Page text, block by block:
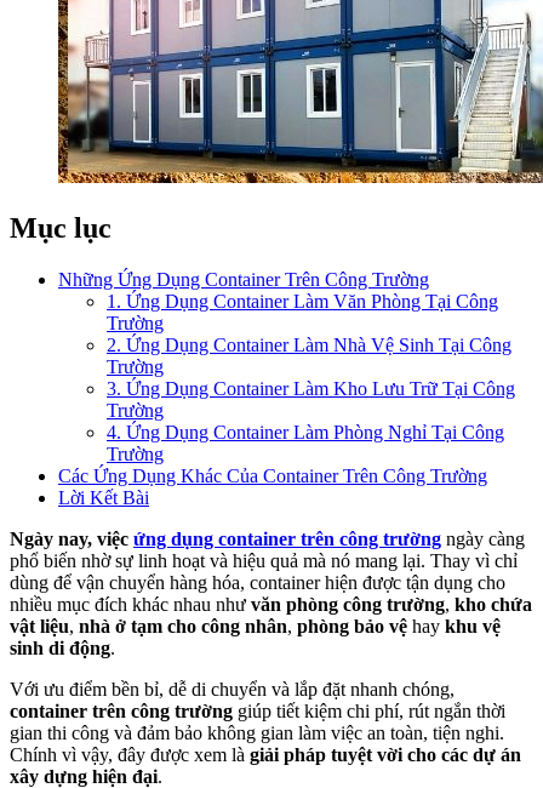
Mục lục
Những Ứng Dụng Container Trên Công Trường
1. Ứng Dụng Container Làm Văn Phòng Tại Công
Trường
2. Ứng Dụng Container Làm Nhà Vệ Sinh Tại Công
Trường
3. Ứng Dụng Container Làm Kho Lưu Trữ Tại Công
Trường
4. Ứng Dụng Container Làm Phòng Nghỉ Tại Công
Trường
Các Ứng Dụng Khác Của Container Trên Công Trường
Lời Kết Bài
Ngày nay, việc ứng dụng container trên công trường ngày càng
phổ biến nhờ sự linh hoạt và hiệu quả mà nó mang lại. Thay vì chỉ
dùng để vận chuyển hàng hóa, container hiện được tận dụng cho
nhiều mục đích khác nhau như văn phòng công trường, kho chứa
vật liệu, nhà ở tạm cho công nhân, phòng bảo vệ hay khu vệ
sinh di động.
Với ưu điểm bền bỉ, dễ di chuyển và lắp đặt nhanh chóng,
container trên công trường giúp tiết kiệm chi phí, rút ngắn thời
gian thi công và đảm bảo không gian làm việc an toàn, tiện nghi.
Chính vì vậy, đây được xem là giải pháp tuyệt vời cho các dự án
xây dựng hiện đại.